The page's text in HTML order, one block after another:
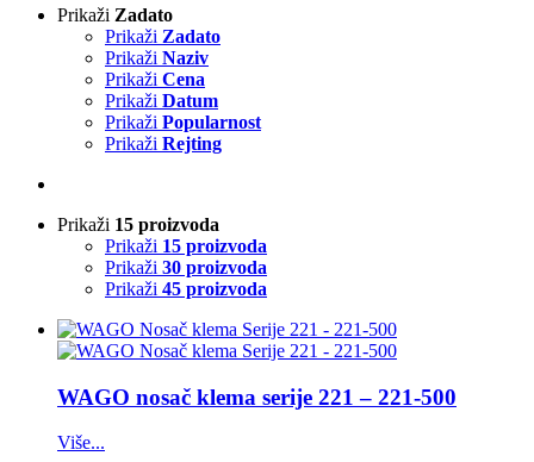
Prikaži Zadato
Prikaži Zadato
Prikaži Naziv
Prikaži Cena
Prikaži Datum
Prikaži Popularnost
Prikaži Rejting
Prikaži 15 proizvoda
Prikaži 15 proizvoda
Prikaži 30 proizvoda
Prikaži 45 proizvoda
WAGO nosač klema serije 221 – 221-500
Više...